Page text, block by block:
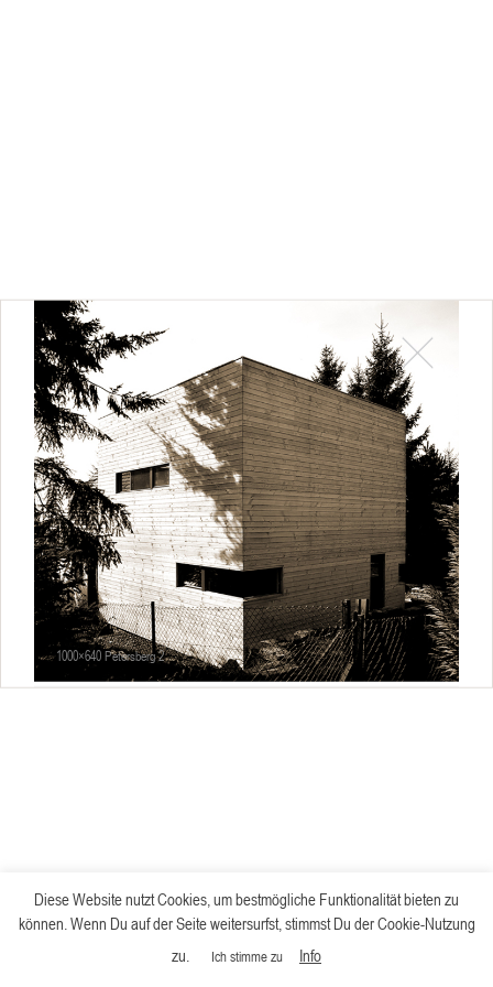
1000×640 Petersberg 2
Diese Website nutzt Cookies, um bestmögliche Funktionalität bieten zu
können. Wenn Du auf der Seite weitersurfst, stimmst Du der Cookie-Nutzung
zu.
Ich stimme zu Info